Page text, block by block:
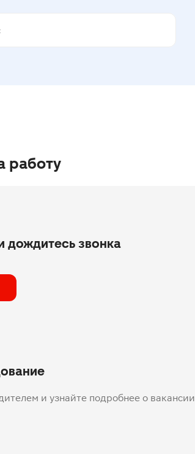
работу
дождитесь звонка
и узнайте подробнее о вакансии